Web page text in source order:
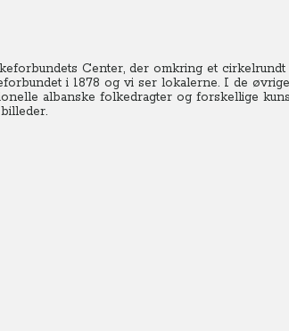
Center, der omkring et
i 1878 og vi ser lokalerne. I de
albanske folkedragter og forskellige